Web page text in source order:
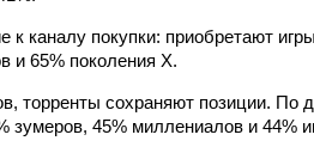
каналу покупки: приобретают
и 65% поколения Х.
торренты сохраняют позиции. По
зумеров, 45% миллениалов и 44%